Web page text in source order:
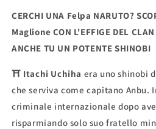
CERCHI UNA Felpa NARUTO?
Maglione CON L'EFFIGE DEL
ANCHE TU UN POTENTE SHINOBI
⛩ Itachi Uchiha era uno shinobi
che serviva come capitano Anbu.
criminale internazionale dopo
risparmiando solo suo fratello